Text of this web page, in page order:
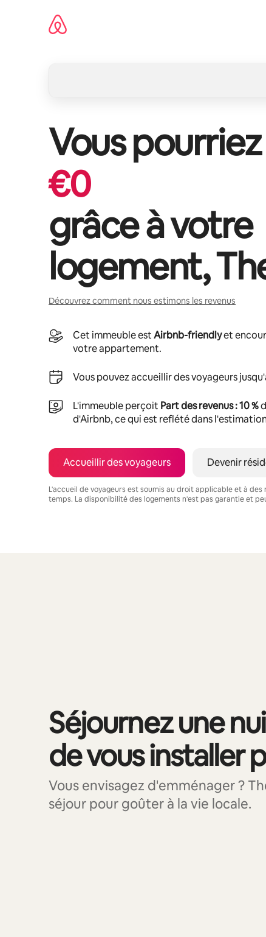
Vous
€0
grâce à votre
logement,
Découvrez comment nous estimons les revenus
Cet immeuble estAirbnb-friendlyet
votre appartement.
Vous pouvez accueillir des voyageurs
L'immeuble perçoit Part des revenus : 10 %
d'Airbnb, ce qui est reflété dans
Accueillir des voyageurs Devenir
L'accueil de voyageurs est soumis au droit applicable et à
temps. La disponibilité des logements n'est pas garantie et
Séjournez une
de vous installer
Vous envisagez d'emménager ?
séjour pour goûter à la vie locale.